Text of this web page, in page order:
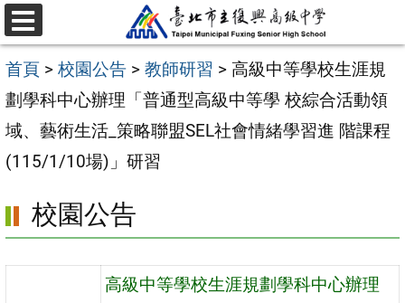
跳
至
主
要
內
容
選
單
首頁 > 校園公告 > 教師研習 > 高級中等學校生涯規
劃學科中心辦理「普通型高級中等學 校綜合活動領
域、藝術生活_策略聯盟SEL社會情緒學習進 階課程
(115/1/10場)」研習
校園公告
高級中等學校生涯規劃學科中心辦理